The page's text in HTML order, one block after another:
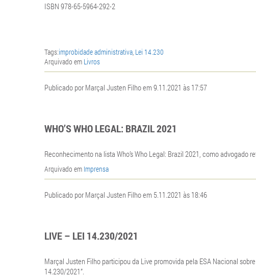
ISBN 978-65-5964-292-2
Tags:improbidade administrativa, Lei 14.230
Arquivado em Livros
Publicado por Marçal Justen Filho em 9.11.2021 às 17:57
WHO’S WHO LEGAL: BRAZIL 2021
Reconhecimento na lista Who’s Who Legal: Brazil 2021, como advogado
Arquivado em Imprensa
Publicado por Marçal Justen Filho em 5.11.2021 às 18:46
LIVE – LEI 14.230/2021
Marçal Justen Filho participou da Live promovida pela ESA Nacional
14.230/2021”.